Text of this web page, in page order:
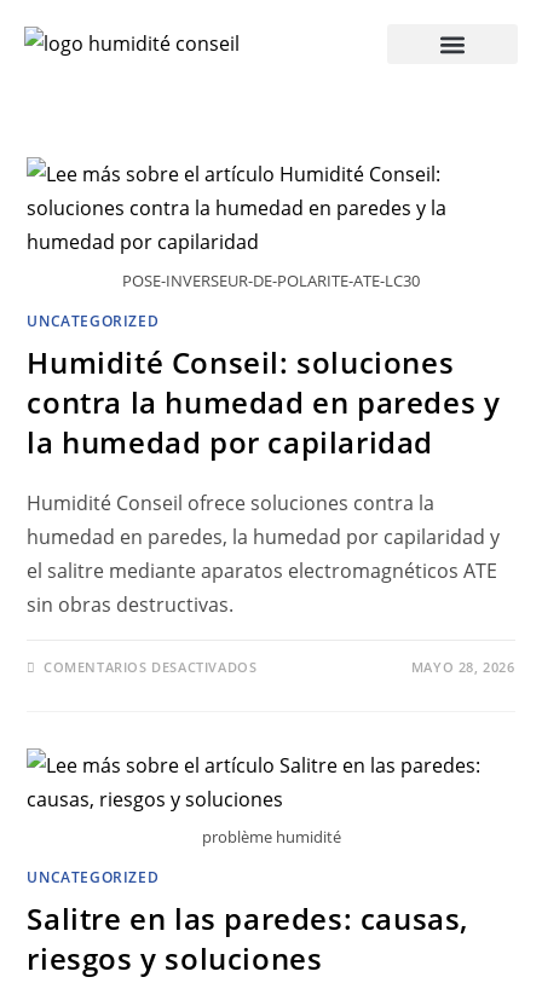
POSE-INVERSEUR-DE-POLARITE-ATE-LC30
UNCATEGORIZED
Humidité Conseil: soluciones
contra la humedad en paredes y
la humedad por capilaridad
Humidité Conseil ofrece soluciones contra la
humedad en paredes, la humedad por capilaridad y
el salitre mediante aparatos electromagnéticos ATE
sin obras destructivas.
COMENTARIOS DESACTIVADOS MAYO 28, 2026
problème humidité
UNCATEGORIZED
Salitre en las paredes: causas,
riesgos y soluciones